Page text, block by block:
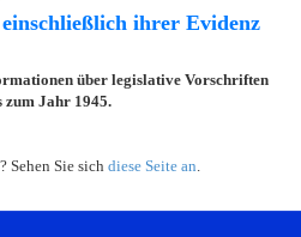
ihrer Evidenz
über legislative Vorschriften
zum Jahr 1945.
Sehen Sie sich diese Seite an